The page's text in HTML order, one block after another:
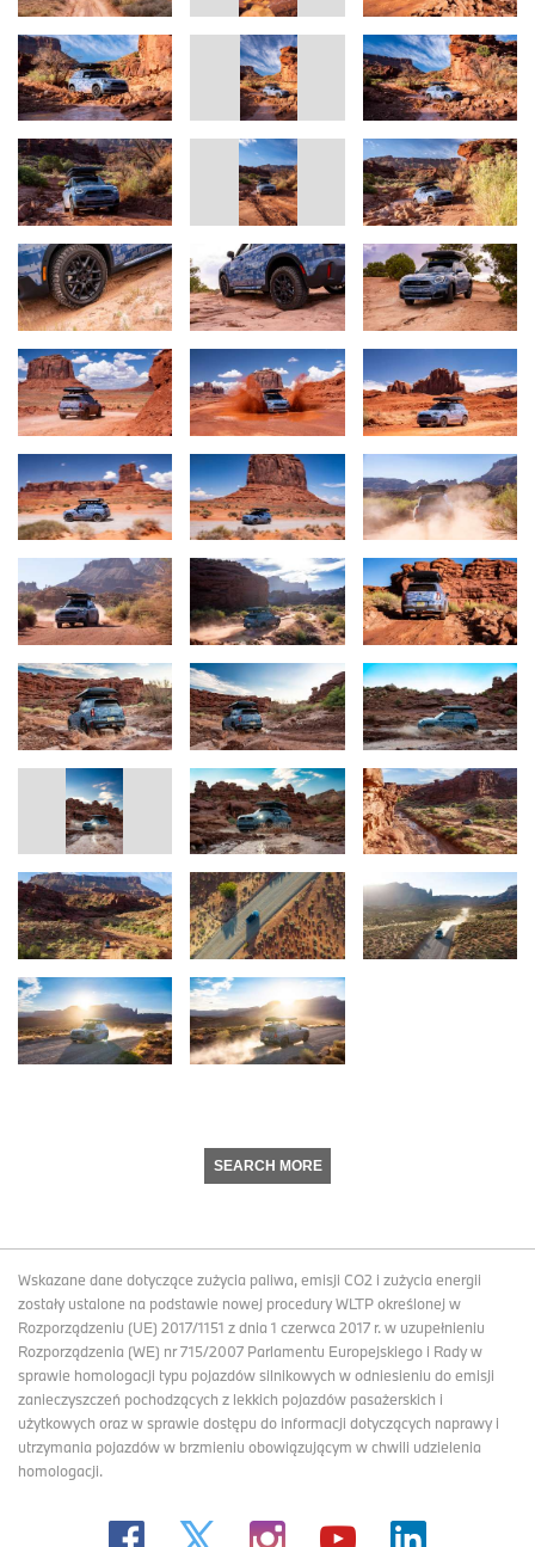
SEARCH MORE
Wskazane dane dotyczące zużycia paliwa, emisji CO2 i zużycia energii
zostały ustalone na podstawie nowej procedury WLTP określonej w
Rozporządzeniu (UE) 2017/1151 z dnia 1 czerwca 2017 r. w uzupełnieniu
Rozporządzenia (WE) nr 715/2007 Parlamentu Europejskiego i Rady w
sprawie homologacji typu pojazdów silnikowych w odniesieniu do emisji
zanieczyszczeń pochodzących z lekkich pojazdów pasażerskich i
użytkowych oraz w sprawie dostępu do informacji dotyczących naprawy i
utrzymania pojazdów w brzmieniu obowiązującym w chwili udzielenia
homologacji.